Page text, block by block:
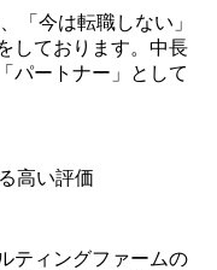
ｊにアサインしても
ジーに強い部隊がい
しクライアントへ価
もあればセールス中
域に合わせた売り上
60名⇒100名超、売上
170％アップ）と急成
ァームのため優秀な
ストン・コンサルテ
member/ta
住宅手当を支給しま
員が契約し、規程で
他： 採用時や転勤等
す。 2026年8月18日
応募をご検討され
予定です。 ● 求人名
ジニア(製造・生産工
クラス ・【砺波】半
生産工程の管理業務)
み、顔出ししていた
「今は転職しない」
しております。中長
パートナー」として
高い評価
ティングファームの